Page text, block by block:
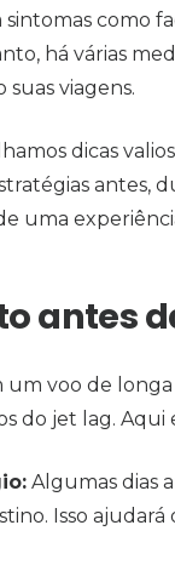
sintomas como
há várias
viagens.
dicas
uma
antes
um voo de
do jet lag. Aqui
Algumas dias
Isso